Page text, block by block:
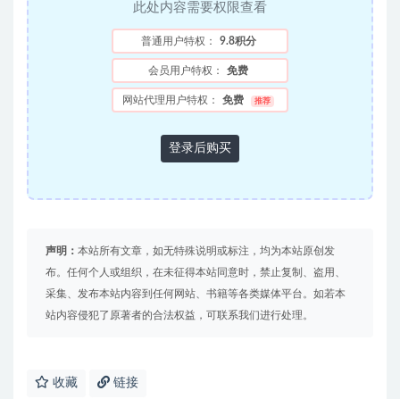
此处内容需要权限查看
普通用户特权： 9.8积分
会员用户特权： 免费
网站代理用户特权： 免费 推荐
登录后购买
声明： 本站所有文章，如无特殊说明或标注，均为本站原创发
布。任何个人或组织，在未征得本站同意时，禁止复制、盗用、
采集、发布本站内容到任何网站、书籍等各类媒体平台。如若本
站内容侵犯了原著者的合法权益，可联系我们进行处理。
收藏 链接